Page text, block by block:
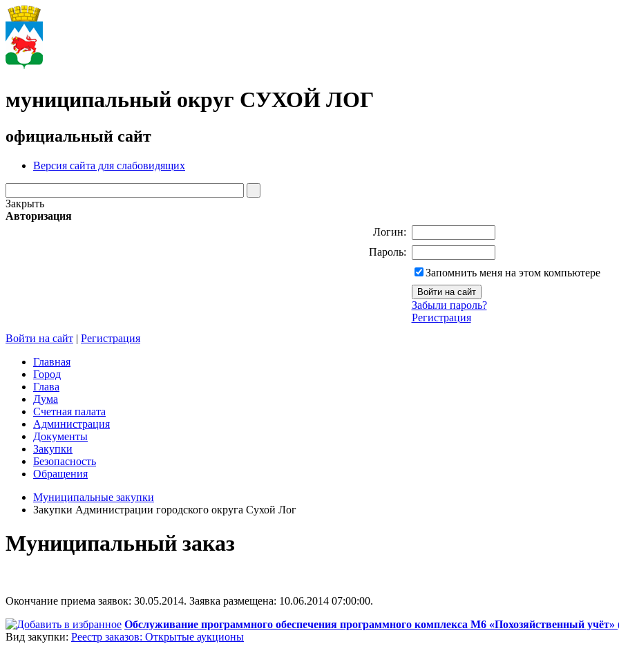
муниципальный округ СУХОЙ ЛОГ
официальный сайт
Версия сайта для слабовидящих
Закрыть
Авторизация
Логин:
Пароль:
Запомнить меня на этом компьютере
Забыли пароль?
Регистрация
Войти на сайт | Регистрация
Главная
Город
Глава
Дума
Счетная палата
Администрация
Документы
Закупки
Безопасность
Обращения
Муниципальные закупки
Закупки Администрации городского округа Сухой Лог
Муниципальный заказ
Окончание приема заявок: 30.05.2014. Заявка размещена: 10.06.2014 07:00:00.
Обслуживание программного обеспечения программного комплекса М6 «Похозяйственный учёт»
Вид закупки: Реестр заказов: Открытые аукционы